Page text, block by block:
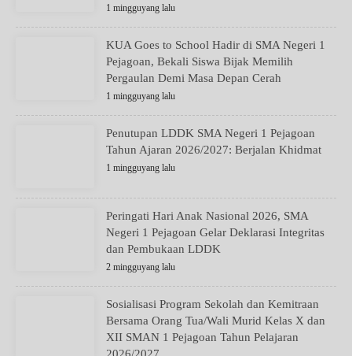
1 mingguyang lalu
KUA Goes to School Hadir di SMA Negeri 1
Pejagoan, Bekali Siswa Bijak Memilih
Pergaulan Demi Masa Depan Cerah
1 mingguyang lalu
Penutupan LDDK SMA Negeri 1 Pejagoan
Tahun Ajaran 2026/2027: Berjalan Khidmat
1 mingguyang lalu
Peringati Hari Anak Nasional 2026, SMA
Negeri 1 Pejagoan Gelar Deklarasi Integritas
dan Pembukaan LDDK
2 mingguyang lalu
Sosialisasi Program Sekolah dan Kemitraan
Bersama Orang Tua/Wali Murid Kelas X dan
XII SMAN 1 Pejagoan Tahun Pelajaran
2026/2027